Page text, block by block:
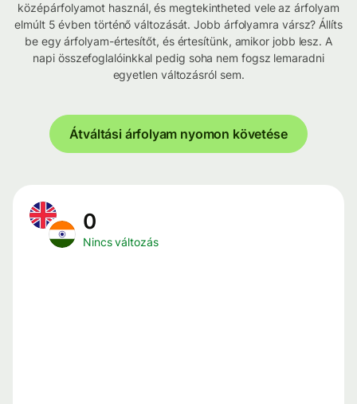
középárfolyamot használ, és megtekintheted vele az árfolyam
elmúlt 5 évben történő változását. Jobb árfolyamra vársz? Állíts
be egy árfolyam-értesítőt, és értesítünk, amikor jobb lesz. A
napi összefoglalóinkkal pedig soha nem fogsz lemaradni
egyetlen változásról sem.
Átváltási árfolyam nyomon követése
0
Nincs változás